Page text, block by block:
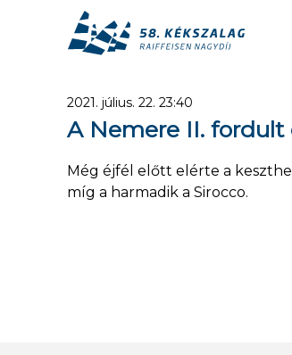
2021. július. 22. 23:40
A Nemere II. fordult
Még éjfél előtt elérte a
míg a harmadik a Sirocco.